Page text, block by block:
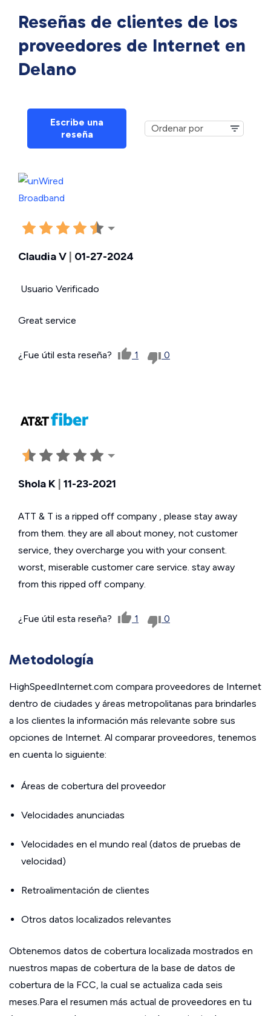
Reseñas de clientes de los
proveedores de Internet en
Delano
Escribe una
reseña
Claudia V 01-27-2024
Usuario Verificado
Great service
¿Fue útil esta reseña? 1 0
Shola K 11-23-2021
ATT & T is a ripped off company , please stay away
from them. they are all about money, not customer
service, they overcharge you with your consent.
worst, miserable customer care service. stay away
from this ripped off company.
¿Fue útil esta reseña? 1 0
Metodología
HighSpeedInternet.com compara proveedores de Internet
dentro de ciudades y áreas metropolitanas para brindarles
a los clientes la información más relevante sobre sus
opciones de Internet. Al comparar proveedores, tenemos
en cuenta lo siguiente:
Áreas de cobertura del proveedor
Velocidades anunciadas
Velocidades en el mundo real (datos de pruebas de
velocidad)
Retroalimentación de clientes
Otros datos localizados relevantes
Obtenemos datos de cobertura localizada mostrados en
nuestros mapas de cobertura de la base de datos de
cobertura de la FCC, la cual se actualiza cada seis
meses.Para el resumen más actual de proveedores en tu